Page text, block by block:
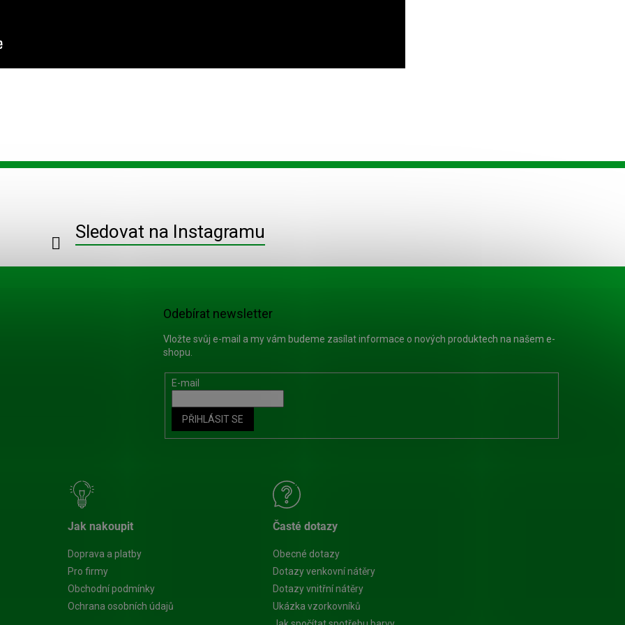
Sledovat na Instagramu
Jak nakoupit
Doprava a platby
Pro firmy
Obchodní podmínky
Ochrana osobních údajů
Časté dotazy
Obecné dotazy
Dotazy venkovní nátěry
Dotazy vnitřní nátěry
Ukázka vzorkovníků
Odebírat newsletter
Vložte svůj e-mail a my vám budeme zasílat informace o nových produktech na našem e-
shopu.
E-mail
PŘIHLÁSIT SE